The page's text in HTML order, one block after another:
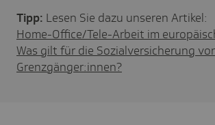
Tipp: Lesen Sie dazu unseren Artikel:
Home-Office/Tele-Arbeit im
Was gilt für die Sozialversicherung
Grenzgänger:innen?